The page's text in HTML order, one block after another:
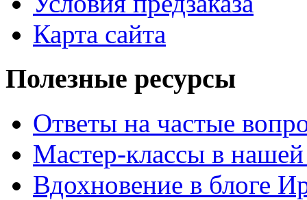
Карта сайта
Полезные ресурсы
Ответы на частые
Мастер-классы в нашей
Вдохновение в блоге